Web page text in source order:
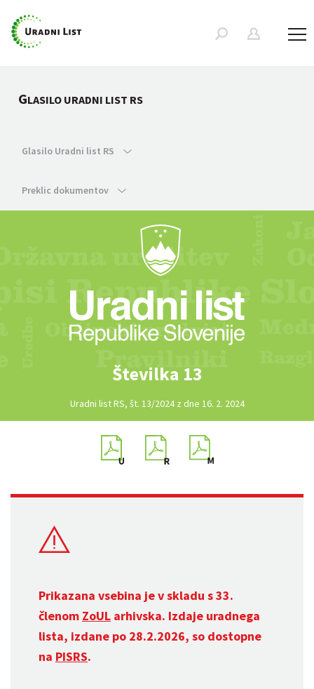
GLASILO URADNI LIST RS
Glasilo Uradni list RS
Preklic dokumentov
Številka 13
Uradni list RS, št. 13/2024 z dne 16. 2. 2024
Prikazana vsebina je v skladu s 33.
členom ZoUL arhivska. Izdaje uradnega
lista, izdane po 28.2.2026, so dostopne
na PISRS.